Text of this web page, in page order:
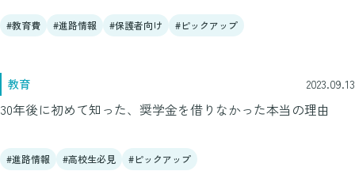
教育費 進路情報 保護者向け ピックアップ
教育 2023.09.13
30年後に初めて知った、奨学金を借りなかった本当の理由
進路情報 高校生必見 ピックアップ